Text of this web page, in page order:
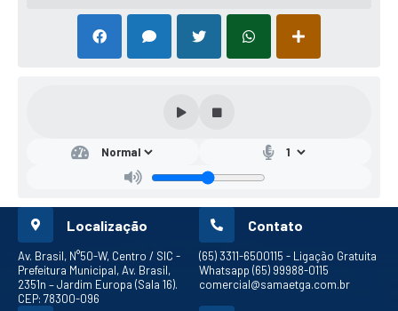
Localização
Av. Brasil, N°50-W, Centro / SIC -
Prefeitura Municipal, Av. Brasil,
2351n – Jardim Europa (Sala 16).
CEP: 78300-096
Contato
(65) 3311-6500115 - Ligação Gratuita
Whatsapp (65) 99988-0115
comercial@samaetga.com.br